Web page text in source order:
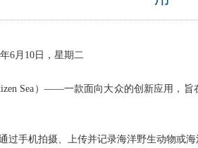
6月10日，星期二
Sea）——一款面向大众的创新应用，
过手机拍摄、上传并记录海洋野生动物或海